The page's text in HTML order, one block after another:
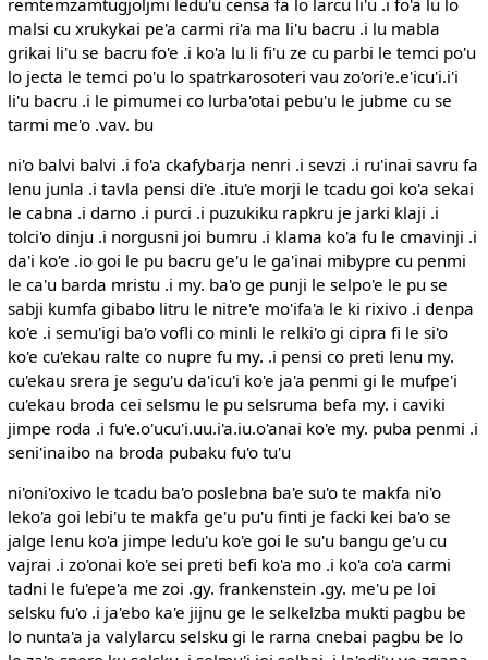
malsi cu xrukykai pe'a carmi ri'a ma li'u bacru .i lu mabla
grikai li'u se bacru fo'e .i ko'a lu li fi'u ze cu parbi le temci po'u
lo jecta le temci po'u lo spatrkarosoteri vau zo'ori'e.e'icu'i.i'i
li'u bacru .i le pimumei co lurba'otai pebu'u le jubme cu se
tarmi me'o .vav. bu
ni'o balvi balvi .i fo'a ckafybarja nenri .i sevzi .i ru'inai savru fa
lenu junla .i tavla pensi di'e .itu'e morji le tcadu goi ko'a sekai
le cabna .i darno .i purci .i puzukiku rapkru je jarki klaji .i
tolci'o dinju .i norgusni joi bumru .i klama ko'a fu le cmavinji .i
da'i ko'e .io goi le pu bacru ge'u le ga'inai mibypre cu penmi
le ca'u barda mristu .i my. ba'o ge punji le selpo'e le pu se
sabji kumfa gibabo litru le nitre'e mo'ifa'a le ki rixivo .i denpa
ko'e .i semu'igi ba'o vofli co minli le relki'o gi cipra fi le si'o
ko'e cu'ekau ralte co nupre fu my. .i pensi co preti lenu my.
cu'ekau srera je segu'u da'icu'i ko'e ja'a penmi gi le mufpe'i
cu'ekau broda cei selsmu le pu selsruma befa my. i caviki
jimpe roda .i fu'e.o'ucu'i.uu.i'a.iu.o'anai ko'e my. puba penmi .i
seni'inaibo na broda pubaku fu'o tu'u
ni'oni'oxivo le tcadu ba'o poslebna ba'e su'o te makfa ni'o
leko'a goi lebi'u te makfa ge'u pu'u finti je facki kei ba'o se
jalge lenu ko'a jimpe ledu'u ko'e goi le su'u bangu ge'u cu
vajrai .i zo'onai ko'e sei preti befi ko'a mo .i ko'a co'a carmi
tadni le fu'epe'a me zoi .gy. frankenstein .gy. me'u pe loi
selsku fu'o .i ja'ebo ka'e jijnu ge le selkelzba mukti pagbu be
lo nunta'a ja valylarcu selsku gi le rarna cnebai pagbu be lo